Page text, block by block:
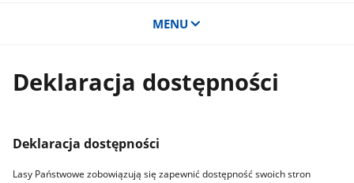
MENU
Deklaracja dostępności
Deklaracja dostępności
Lasy Państwowe zobowiązują się zapewnić dostępność swoich stron